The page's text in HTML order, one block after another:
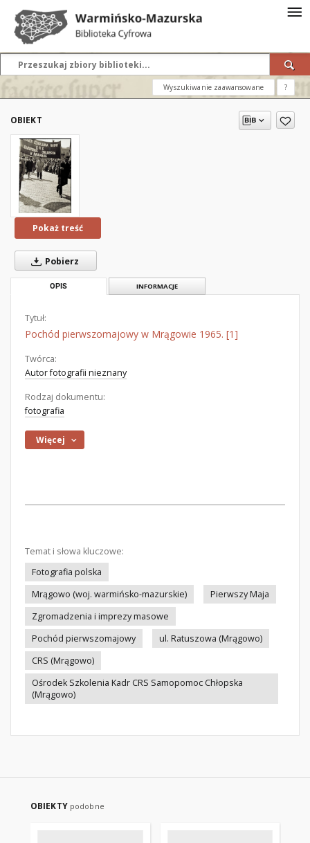
Wyszukiwanie zaawansowane ?
OBIEKT
Pokaż treść
Pobierz
OPIS INFORMACJE
Tytuł:
Pochód pierwszomajowy w Mrągowie 1965. [1]
Twórca:
Autor fotografii nieznany
Rodzaj dokumentu:
fotografia
Więcej
Temat i słowa kluczowe:
Fotografia polska
Mrągowo (woj. warmińsko-mazurskie)
Pierwszy Maja
Zgromadzenia i imprezy masowe
Pochód pierwszomajowy
ul. Ratuszowa (Mrągowo)
CRS (Mrągowo)
Ośrodek Szkolenia Kadr CRS Samopomoc Chłopska
(Mrągowo)
OBIEKTY podobne